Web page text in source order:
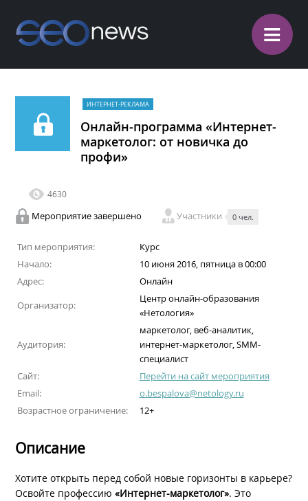
≡
ИНТЕРНЕТ-РЕКЛАМА
Онлайн-программа «Интернет-
маркетолог: от новичка до
профи»
4630
Мероприятие завершено Участники 0 чел.
Тип мероприятия:
Курс
Начало:
10 июня 2016, пятница в 00:00
Адрес:
Онлайн
Организатор:
Центр онлайн-образования
«Нетология»
Аудитория:
маркетолог, веб-аналитик,
интернет-маркетолог, SMM-
специалист
Сайт:
Перейти на сайт мероприятия
Email:
o.bespalova@netology.ru
Возрастное ограничение:
12+
Описание
Хотите открыть перед собой новые горизонты в карьере?
Освойте профессию«Интернет-маркетолог». Это